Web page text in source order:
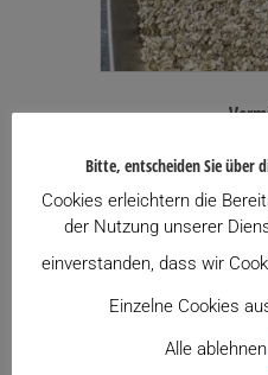
Enthält
(1,00
Zu meiner
Bitte, entscheiden Sie über
Cookies erleichtern die
der Nutzung unserer
einverstanden, dass wir
Einzelne Cookies
Alle ablehnen